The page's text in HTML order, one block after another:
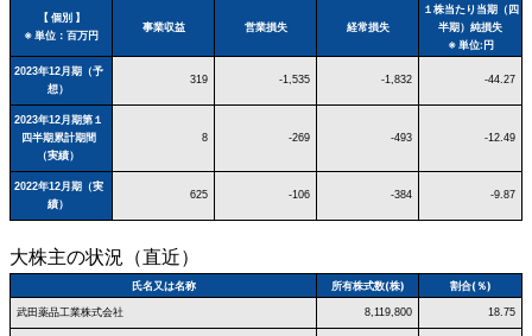
【 個別 】
※ 単位：百万円
事業収益 営業損失 経常損失
１株当たり当期（四
半期）純損失
※ 単位:円
2023年12月期（予
想）
319 -1,535 -1,832 -44.27
2023年12月期第１
四半期累計期間
（実績）
8 -269 -493 -12.49
2022年12月期（実
績）
625 -106 -384 -9.87
大株主の状況（直近）
氏名又は名称 所有株式数(株) 割合(％)
武田薬品工業株式会社 8,119,800 18.75